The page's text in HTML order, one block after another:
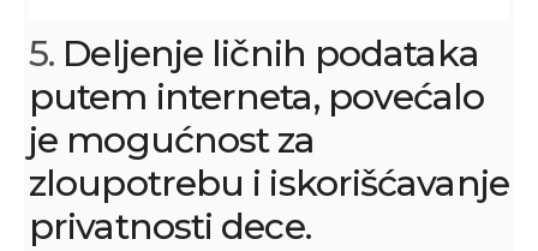
5. Deljenje ličnih podataka
putem interneta, povećalo
je mogućnost za
zloupotrebu i iskorišćavanje
privatnosti dece.